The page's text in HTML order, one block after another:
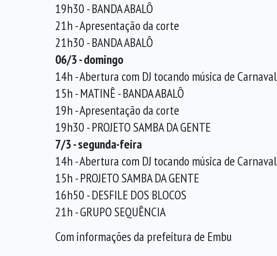
19h30 - BANDA ABALÔ
21h - Apresentação da corte
21h30 - BANDA ABALÔ
06/3 - domingo
14h - Abertura com DJ tocando música de Carnaval
15h - MATINÊ - BANDA ABALÔ
19h - Apresentação da corte
19h30 - PROJETO SAMBA DA GENTE
7/3 - segunda-feira
14h - Abertura com DJ tocando música de Carnaval
15h - PROJETO SAMBA DA GENTE
16h50 - DESFILE DOS BLOCOS
21h - GRUPO SEQUÊNCIA
Com informações da prefeitura de Embu